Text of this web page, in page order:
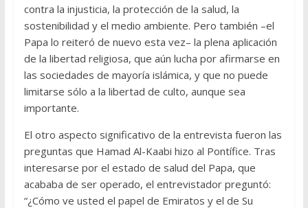
contra la injusticia, la protección de la salud, la
sostenibilidad y el medio ambiente. Pero también –el
Papa lo reiteró de nuevo esta vez– la plena aplicación
de la libertad religiosa, que aún lucha por afirmarse en
las sociedades de mayoría islámica, y que no puede
limitarse sólo a la libertad de culto, aunque sea
importante.
El otro aspecto significativo de la entrevista fueron las
preguntas que Hamad Al-Kaabi hizo al Pontífice. Tras
interesarse por el estado de salud del Papa, que
acababa de ser operado, el entrevistador preguntó:
“¿Cómo ve usted el papel de Emiratos y el de Su